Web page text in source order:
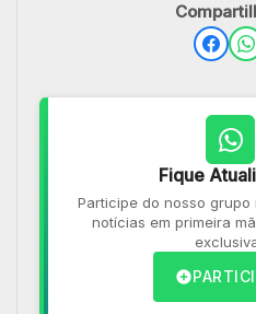
Fique
Participe do nosso grupo
notícias em primeira